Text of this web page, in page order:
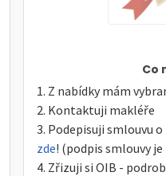
Co
Z nabídky mám
Kontaktuji makléře
Podepisuji smlouvu
zde! (podpis smlouvy je
Zřizuji si OIB -